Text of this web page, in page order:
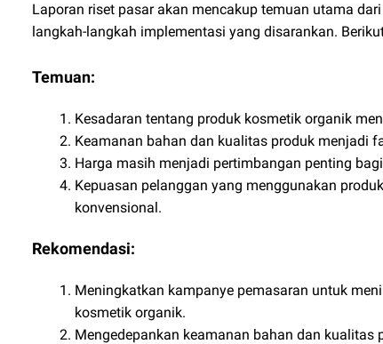
Laporan riset pasar akan mencakup temuan utama
langkah-langkah implementasi yang disarankan.
Temuan:
Kesadaran tentang produk kosmetik organik
Keamanan bahan dan kualitas produk menjadi
Harga masih menjadi pertimbangan penting
Kepuasan pelanggan yang menggunakan
konvensional.
Rekomendasi:
Meningkatkan kampanye pemasaran untuk
kosmetik organik.
Mengedepankan keamanan bahan dan